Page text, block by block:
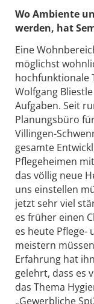
Wo Ambiente
werden, hat
Eine
möglichst
hochfunktionale
Wolfgang
Aufgaben. Seit
Planungsbüro
Villingen-
gesamte
Pflegeheimen
das völlig neue
uns einstellen
jetzt sehr viel
es früher einen
es heute Pflege-
meistern
Erfahrung hat
gelehrt, dass es
das Thema
„Gewerbliche